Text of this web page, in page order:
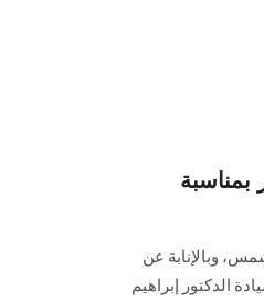
وبالإنابة عن
الدكتور إبراهيم